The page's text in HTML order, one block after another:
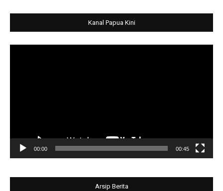
Kanal Papua Kini
00:00 00:45
Arsip Berita